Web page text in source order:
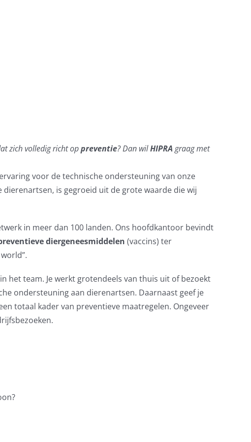
zich volledig richt oppreventie? Dan wilHIPRA graag met
voor de technische ondersteuning van onze
is gegroeid uit de grote waarde die wij
in meer dan 100 landen. Ons hoofdkantoor bevindt
diergeneesmiddelen (vaccins) ter
het team. Je werkt grotendeels van thuis uit of bezoekt
ondersteuning aan dierenartsen. Daarnaast geef je
totaal kader van preventieve maatregelen. Ongeveer